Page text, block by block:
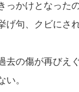
っかけとなった
げ句、クビにさ
去の傷が再びえ
い。